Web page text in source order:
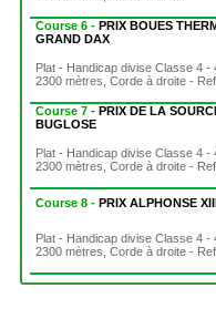
Course 6 -PRIX BOUES
GRAND DAX
Plat - Handicap divise Classe 4 -
2300 mètres, Corde à droite -
Course 7 -PRIX DE LA
BUGLOSE
Plat - Handicap divise Classe 4 -
2300 mètres, Corde à droite -
Course 8 -PRIX ALPHONSE
Plat - Handicap divise Classe 4 -
2300 mètres, Corde à droite -